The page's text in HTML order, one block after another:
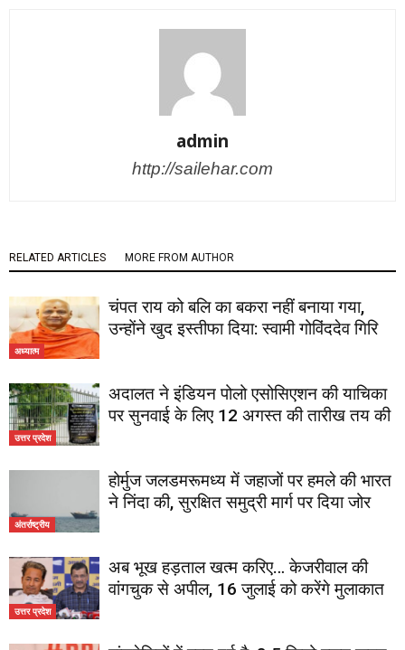
admin
http://sailehar.com
RELATED ARTICLES MORE FROM AUTHOR
अध्यात्म
चंपत राय को बलि का बकरा नहीं बनाया गया,
उन्होंने खुद इस्तीफा दिया: स्वामी गोविंददेव गिरि
उत्तर प्रदेश
अदालत ने इंडियन पोलो एसोसिएशन की याचिका
पर सुनवाई के लिए 12 अगस्त की तारीख तय की
अंतर्राष्ट्रीय
होर्मुज जलडमरूमध्य में जहाजों पर हमले की भारत
ने निंदा की, सुरक्षित समुद्री मार्ग पर दिया जोर
उत्तर प्रदेश
अब भूख हड़ताल खत्म करिए… केजरीवाल की
वांगचुक से अपील, 16 जुलाई को करेंगे मुलाकात